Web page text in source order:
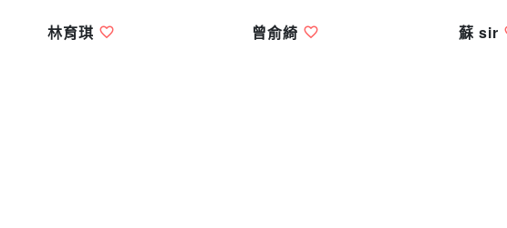
林育琪 曾俞綺 蘇 sir